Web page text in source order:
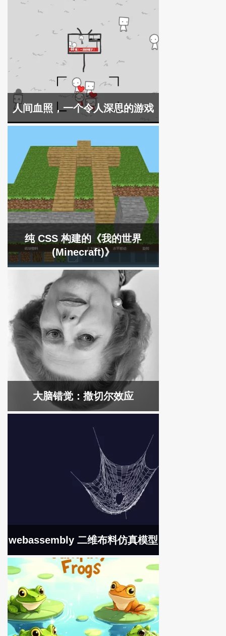
人间血照，一个令人深思的游戏
纯 CSS 构建的《我的世界
(Minecraft)》
大脑错觉：撒切尔效应
webassembly 二维布料仿真模型